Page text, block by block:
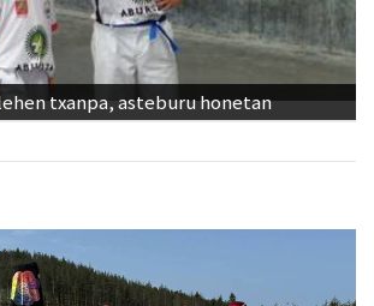
txanpa, asteburu honetan